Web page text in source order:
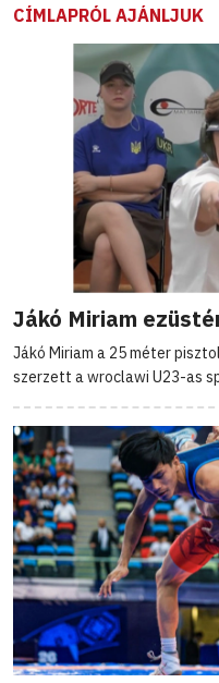
CÍMLAPRÓL AJÁNLJUK
Jákó Miriam
Jákó Miriam a 25 méter
szerzett a wroclawi U23-as